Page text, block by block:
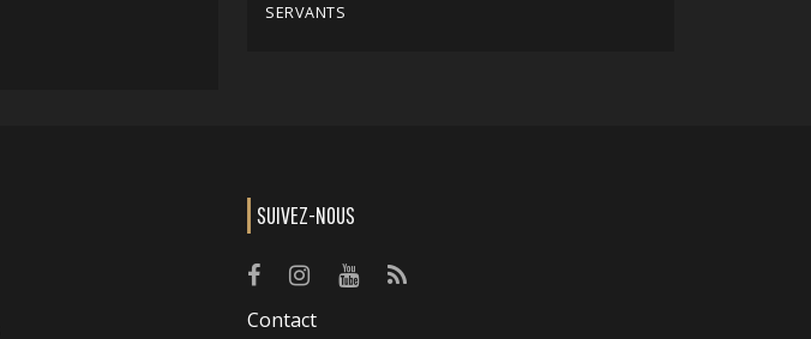
SERVANTS
SUIVEZ-NOUS
Contact